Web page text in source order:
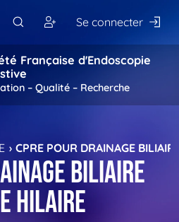
Se connecter
Française d'Endoscopie
– Qualité – Recherche
CPRE POUR DRAINAGE
biliaire
hilaire